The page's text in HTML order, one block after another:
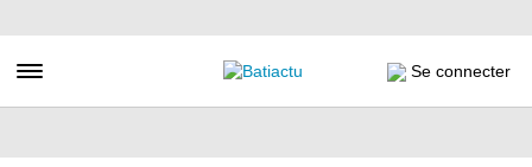
au
principal
Toggle navigation Se connecter